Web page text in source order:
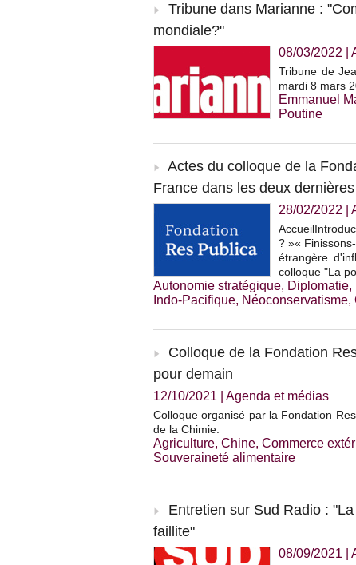
Tribune dans Marianne :
mondiale?"
08/03/2022
Tribune de
mardi 8 mars
Emmanuel
Poutine
Actes du colloque de la
France dans les deux
28/02/2022
? »«
étrangère
colloque "La
Autonomie stratégique, Diplomatie,
Indo-Pacifique, Néoconservatisme,
Colloque de la Fondation
pour demain
12/10/2021 Agenda et médias
Colloque organisé par la Fondation
de la Chimie.
Agriculture, Chine, Commerce
Souveraineté alimentaire
Entretien sur Sud Radio :
faillite"
08/09/2021